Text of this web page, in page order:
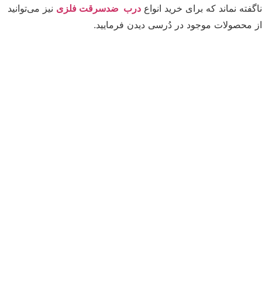
نماند که برای خرید انواعدرب ضدسرقت فلزی نیز می‌توانید
موجود در دُرسی دیدن فرمایید.